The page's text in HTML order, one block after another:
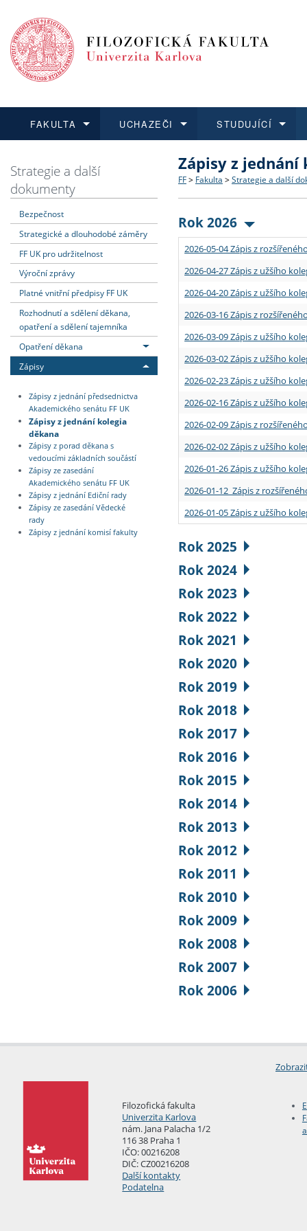
FAKULTA
Dozvědět se více
Struktura a historie
Strategie a další
Podpora a benefity pro
Absolventi fakulty
UCHAZEČI
Podat přihlášku
Co studovat a jak se
Učitelské studijní
Informace k průběhu
STUDUJÍCÍ
Dozvědět se více
Bakalářské a magisterské
Doktorské studium
Rigorózní řízení
Dozvědět se více
O vědě a výzkumu na FF
Akademické kvalifikace
Granty a projekty
Dozvědět se více
Aktuální nabídky a
Vyjíždějící studenti
Přijíždějící studenti
Vyjíždějící zaměstnanci
Strategie a další
dokumenty
Bezpečnost
Strategické a dlouhodobé záměry
FF UK pro udržitelnost
Výroční zprávy
Platné vnitřní předpisy FF UK
Rozhodnutí a sdělení děkana,
opatření a sdělení tajemníka
Opatření děkana
Zápisy
Zápisy z jednání předsednictva
Akademického senátu FF UK
Zápisy z jednání kolegia
děkana
Zápisy z porad děkana s
vedoucími základních součástí
Zápisy ze zasedání
Akademického senátu FF UK
Zápisy z jednání Ediční rady
Zápisy ze zasedání Vědecké
rady
Zápisy z jednání komisí fakulty
Zápisy z jednání
FF > Fakulta > Strategie a další
Rok 2026
2026-05-04 Zápis z
2026-04-27 Zápis z užšího
2026-04-20 Zápis z užšího
2026-03-16 Zápis z
2026-03-09 Zápis z užšího
2026-03-02 Zápis z užšího
2026-02-23 Zápis z užšího
2026-02-16 Zápis z užšího
2026-02-09 Zápis z
2026-02-02 Zápis z užšího
2026-01-26 Zápis z užšího
2026-01-12 Zápis z
2026-01-05 Zápis z užšího
Rok 2025
Rok 2024
Rok 2023
Rok 2022
Rok 2021
Rok 2020
Rok 2019
Rok 2018
Rok 2017
Rok 2016
Rok 2015
Rok 2014
Rok 2013
Rok 2012
Rok 2011
Rok 2010
Rok 2009
Rok 2008
Rok 2007
Rok 2006
Filozofická fakulta
Univerzita Karlova
nám. Jana Palacha 1/2
116 38 Praha 1
IČO: 00216208
DIČ: CZ00216208
Další kontakty
Podatelna